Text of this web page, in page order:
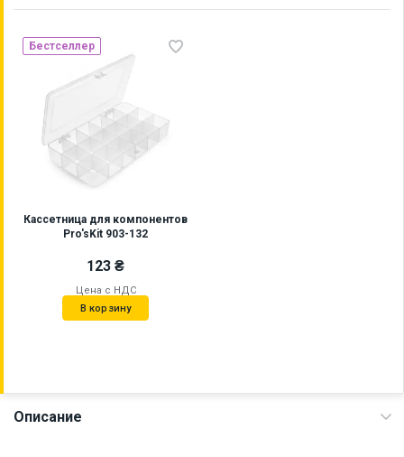
Бестселлер
Кассетница для компонентов
Pro'sKit 903-132
123 ₴
Цена с НДС
В корзину
Описание